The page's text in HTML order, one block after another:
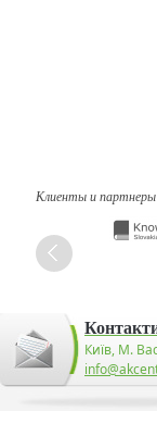
Клиенты и партнеры
Київ, М.